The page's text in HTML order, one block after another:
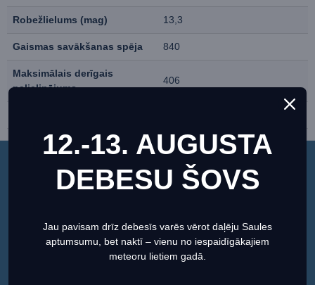
Šī vietne izmanto sīkfailus, lai nodrošinātu jums
vislabāko pieredzi mūsu vietnē.
Iestatiet Piekrītu
Robežlielums (mag) 13,3
Gaismas savākšanas spēja 840
Maksimālais derīgais
palielinājums
406
Pārklājums UHTC
Tubusa konstrukcija Pilna caurule
Sekundārā spoguļa
konstrukcija
Hiperbolisks
12.-13. AUGUSTA
DEBESU ŠOVS
Jau pavisam drīz debesīs varēs vērot daļēju Saules
aptumsumu, bet naktī – vienu no iespaidīgākajiem
meteoru lietiem gadā.